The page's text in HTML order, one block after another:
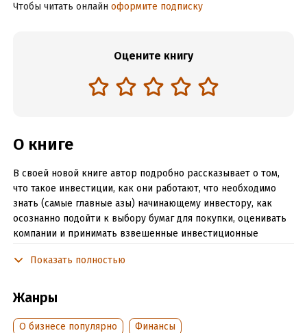
Чтобы читать онлайн оформите подписку
Оцените книгу
О книге
В своей новой книге автор подробно рассказывает о том,
что такое инвестиции, как они работают, что необходимо
знать (самые главные азы) начинающему инвестору, как
осознанно подойти к выбору бумаг для покупки, оценивать
компании и принимать взвешенные инвестиционные
настольной, а знания данные в ней принесут Вам пользу и
Подробная информация
Показать полностью
Жанры
О бизнесе популярно
Финансы